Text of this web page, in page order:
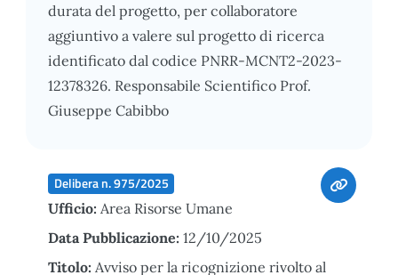
durata del progetto, per collaboratore
aggiuntivo a valere sul progetto di ricerca
identificato dal codice PNRR-MCNT2-2023-
12378326. Responsabile Scientifico Prof.
Giuseppe Cabibbo
Delibera n. 975/2025
Ufficio: Area Risorse Umane
Data Pubblicazione: 12/10/2025
Titolo: Avviso per la ricognizione rivolto al